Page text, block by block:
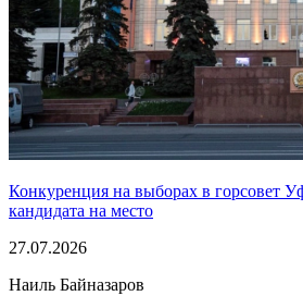
Конкуренция на выборах в горсовет
кандидата на место
27.07.2026
Наиль Байназаров